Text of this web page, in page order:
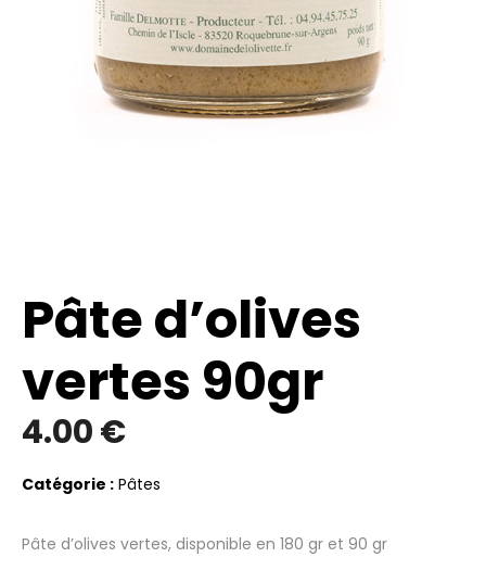
Pâte d’olives
vertes 90gr
4.00€
Catégorie : Pâtes
Pâte d’olives vertes, disponible en 180 gr et 90 gr